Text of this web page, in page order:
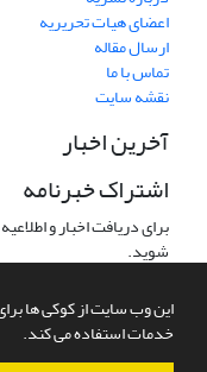
این وب سایت از کوکی ها
خدمات استفاده می کند.
اعضای هیات تحریریه
ارسال مقاله
تماس با ما
نقشه سایت
آخرین اخبار
اشتراک خبرنامه
برای دریافت اخبار و
شوید.